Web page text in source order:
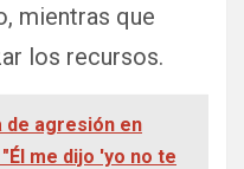
mientras que
los recursos.
de agresión en
me dijo 'yo no te